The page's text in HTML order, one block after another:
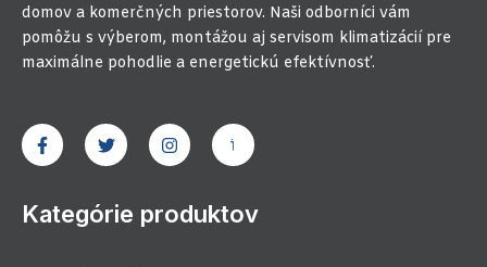
domov a komerčných priestorov. Naši odborníci vám
pomôžu s výberom, montážou aj servisom klimatizácií pre
maximálne pohodlie a energetickú efektívnosť.
F
a
c
o
T
w
i
e
I
n
s
g
J
k
i
o
Kategórie produktov